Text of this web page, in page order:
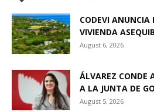
CODEVI ANUNCIA
VIVIENDA
August 6, 2026
ÁLVAREZ CONDE
A LA JUNTA DE
August 5, 2026